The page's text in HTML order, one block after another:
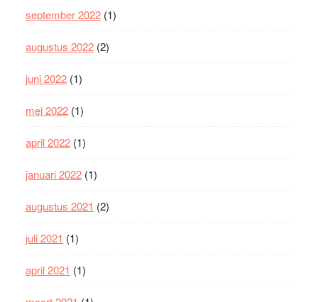
september 2022(1)
augustus 2022(2)
juni 2022(1)
mei 2022(1)
april 2022(1)
januari 2022(1)
augustus 2021 (2)
juli 2021 (1)
april 2021 (1)